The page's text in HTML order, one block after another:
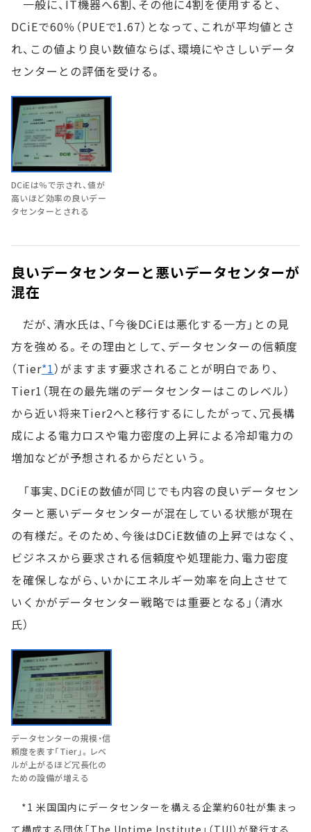
一般に、IT機器へ6割、その他に4割を使用すると、
DCiEで60％（PUEで1.67）となって、これが平均値とさ
れ、この値より良い数値ならば、環境にやさしいデータ
センターとの評価を受ける。
DCiEは％で示され、値が
高いほど効率の良いデー
タセンターとされる
良いデータセンターと悪いデータセンターが
混在
だが、清水氏は、「今後DCiEは悪化する一方」との見
方を強める。その理由として、データセンターの信頼度
（Tier*1）がますます要求されることが明白であり、
Tier1（現在の最先端のデータセンターはこのレベル）
から近い将来Tier2へと移行するにしたがって、冗長構
成による電力ロスや電力密度の上昇による冷却電力の
増加などが予想されるからだという。
「事実、DCiEの数値が同じでも内容の良いデータセン
ターと悪いデータセンターが混在している状態が現在
の有様だ。そのため、今後はDCiE数値の上昇ではなく、
ビジネスから要求される信頼度や処理能力、電力密度
を確保しながら、いかにエネルギー効率を向上させて
いくかがデータセンター戦略では重要となる」（清水
氏）
データセンターの規模・信
頼度を表す「Tier」。レベ
ルが上がるほど冗長化の
ための設備が増える
*1 米国国内にデータセンターを構える企業約60社が集まっ
て構成する団体「The Uptime Institute」（TUI）が発行する